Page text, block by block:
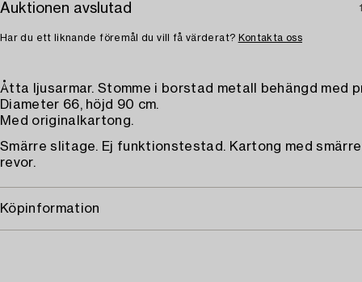
Auktionen avslutad
Har du ett liknande föremål du vill få värderat? Kontakta oss
Åtta ljusarmar. Stomme i borstad metall behängd med
Diameter 66, höjd 90 cm.
Med originalkartong.
Smärre slitage. Ej funktionstestad. Kartong med
revor.
Köpinformation